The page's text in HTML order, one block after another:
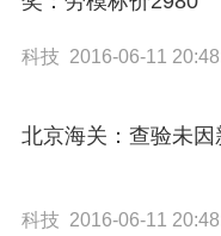
科技 2016-06-11
北京海关：查验未
科技 2016-06-11